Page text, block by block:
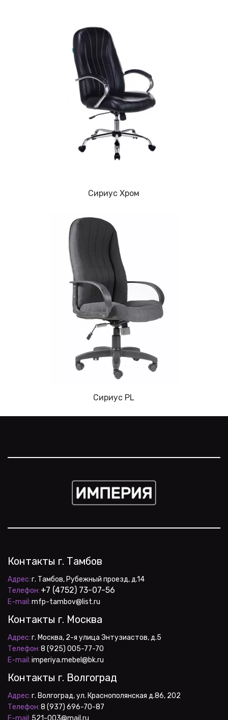
Cириус Хром
Cириус PL
Контакты г. Тамбов
Адрес:
Телефон: +7 (4752) 73-07-56
E-mail: mfp-tambov@list.ru
Контакты г. Москва
Адрес:
Телефон:
E-mail: imperiya.mebel@bk.ru
Контакты г. Волгоград
Адрес:
Телефон: